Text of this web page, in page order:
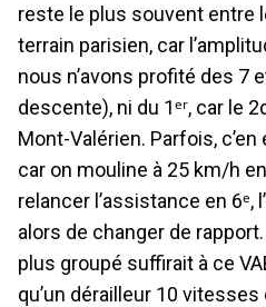
reste le plus souvent entre
terrain parisien, car
nous n’avons profité des 7
descente), ni du 1ᵉʳ, car le
Mont-Valérien. Parfois,
car on mouline à 25 km/h
relancer l’assistance en 6ᵉ,
alors de changer de
plus groupé suffirait à ce
qu’un dérailleur 10